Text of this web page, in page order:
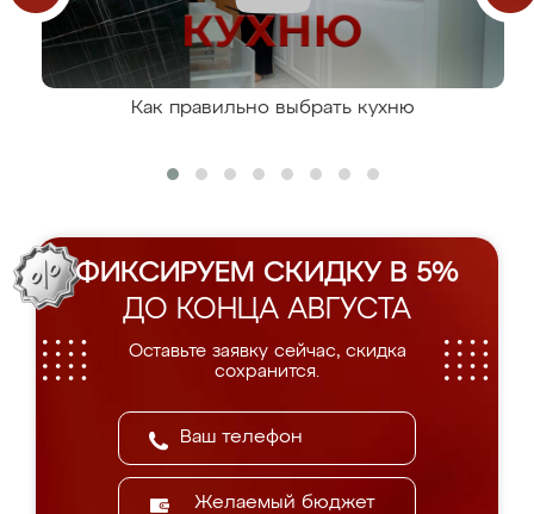
Как правильно выбрать кухню
ФИКСИРУЕМ СКИДКУ В 5%
ДО КОНЦА АВГУСТА
Оставьте заявку сейчас, скидка
сохранится.
Желаемый бюджет